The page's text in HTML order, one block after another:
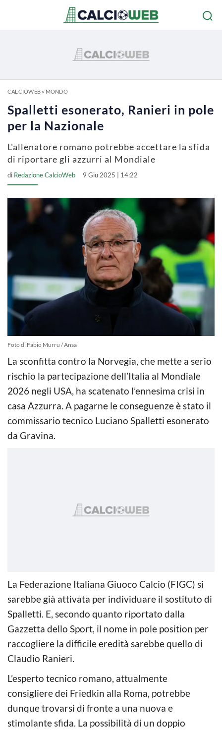
CALCIOWEB» MONDO
Spalletti esonerato, Ranieri in pole
per la Nazionale
L'allenatore romano potrebbe accettare la sfida
di riportare gli azzurri al Mondiale
di Redazione CalcioWeb 9 Giu 2025 | 14:22
Foto di Fabio Murru / Ansa
La sconfitta contro la Norvegia, che mette a serio
rischio la partecipazione dell’Italia al Mondiale
2026 negli USA, ha scatenato l’ennesima crisi in
casa Azzurra. A pagarne le conseguenze è stato il
commissario tecnico Luciano Spalletti esonerato
da Gravina.
La Federazione Italiana Giuoco Calcio (FIGC) si
sarebbe già attivata per individuare il sostituto di
Spalletti. E, secondo quanto riportato dalla
Gazzetta dello Sport, il nome in pole position per
raccogliere la difficile eredità sarebbe quello di
Claudio Ranieri.
L’esperto tecnico romano, attualmente
consigliere dei Friedkin alla Roma, potrebbe
dunque trovarsi di fronte a una nuova e
stimolante sfida. La possibilità di un doppio